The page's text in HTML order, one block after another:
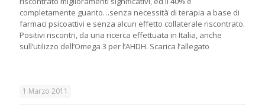
completamente guarito…senza necessità di terapia a base di
farmaci psicoattivi e senza alcun effetto collaterale riscontrato.
Positivi riscontri, da una ricerca effettuata in Italia, anche
sull’utilizzo dell’Omega 3 per l’AHDH. Scarica l’allegato
1 Marzo 2011